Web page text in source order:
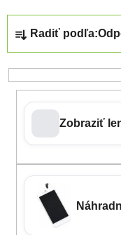
Radiť podľa:
Zobraziť